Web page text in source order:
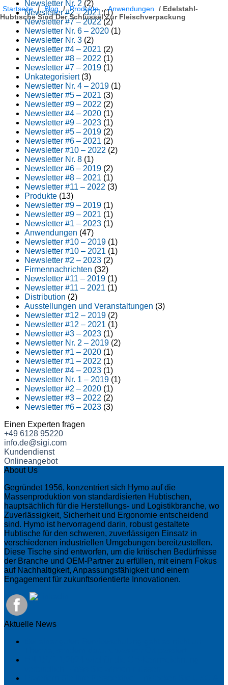
Startseite / Blog / Produkte , Anwendungen / Edelstahl-
Hubtische Sind Der Schlüssel Zur Fleischverpackung
Newsletter Nr. 2 (2)
Newsletter #2 – 2021(1)
Newsletter #7 – 2022(2)
Newsletter Nr. 6 – 2020 (1)
Newsletter Nr. 3 (2)
Newsletter #4 – 2021 (2)
Newsletter #8 – 2022 (1)
Newsletter #7 – 2019 (1)
Unkategorisiert(3)
Newsletter Nr. 4 – 2019 (1)
Newsletter #5 – 2021 (3)
Newsletter #9 – 2022 (2)
Newsletter #4 – 2020 (1)
Newsletter #9 – 2023 (1)
Newsletter #5 – 2019 (2)
Newsletter #6 – 2021 (2)
Newsletter #10 – 2022 (2)
Newsletter Nr. 8 (1)
Newsletter #6 – 2019 (2)
Newsletter #8 – 2021 (1)
Newsletter #11 – 2022 (3)
Produkte (13)
Newsletter #9 – 2019 (1)
Newsletter #9 – 2021 (1)
Newsletter #1 – 2023 (1)
Anwendungen (47)
Newsletter #10 – 2019 (1)
Newsletter #10 – 2021 (1)
Newsletter #2 – 2023 (2)
Firmennachrichten (32)
Newsletter #11 – 2019 (1)
Newsletter #11 – 2021 (1)
Distribution (2)
Ausstellungen und Veranstaltungen (3)
Newsletter #12 – 2019 (2)
Newsletter #12 – 2021 (1)
Newsletter #3 – 2023 (1)
Newsletter Nr. 2 – 2019 (2)
Newsletter #1 – 2020 (1)
Newsletter #1 – 2022 (1)
Newsletter #4 – 2023 (1)
Newsletter Nr. 1 – 2019 (1)
Newsletter #2 – 2020 (1)
Newsletter #3 – 2022 (2)
Newsletter #6 – 2023 (3)
Einen Experten fragen
+49 6128 95220
info.de@sigi.com
Kundendienst
Onlineangebot
About Us
Gegründet 1956, konzentriert sich Hymo auf die
Massenproduktion von standardisierten Hubtischen,
hauptsächlich für die Herstellungs- und Logistikbranche, wo
Zuverlässigkeit, Sicherheit und Ergonomie entscheidend
sind. Hymo ist hervorragend darin, robust gestaltete
Hubtische für den schweren, zuverlässigen Einsatz in
verschiedenen industriellen Umgebungen bereitzustellen.
Diese Tische sind entworfen, um die kritischen Bedürfnisse
der Branche und OEM-Partner zu erfüllen, mit einem Fokus
auf Nachhaltigkeit, Anpassungsfähigkeit und einem
Engagement für zukunftsorientierte Innovationen.
Aktuelle News